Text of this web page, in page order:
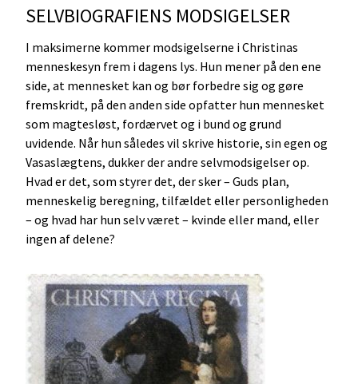
SELVBIOGRAFIENS MODSIGELSER
I maksimerne kommer modsigelserne i Christinas
menneskesyn frem i dagens lys. Hun mener på den ene
side, at mennesket kan og bør forbedre sig og gøre
fremskridt, på den anden side opfatter hun mennesket
som magtesløst, fordærvet og i bund og grund
uvidende. Når hun således vil skrive historie, sin egen og
Vasaslægtens, dukker der andre selvmodsigelser op.
Hvad er det, som styrer det, der sker – Guds plan,
menneskelig beregning, tilfældet eller personligheden
– og hvad har hun selv været – kvinde eller mand, eller
ingen af delene?